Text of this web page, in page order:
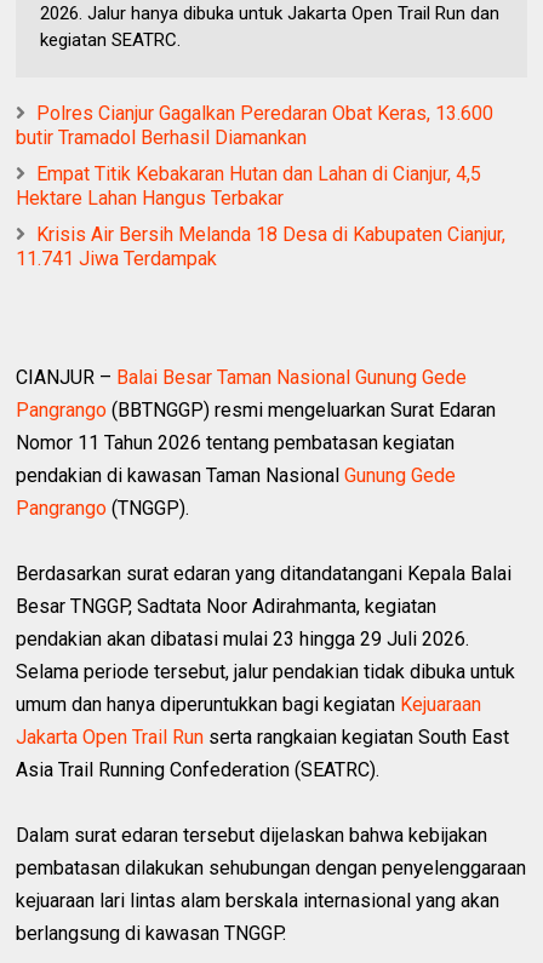
2026. Jalur hanya dibuka untuk Jakarta Open Trail Run dan
kegiatan SEATRC.
Polres Cianjur Gagalkan Peredaran Obat Keras, 13.600
butir Tramadol Berhasil Diamankan
Empat Titik Kebakaran Hutan dan Lahan di Cianjur, 4,5
Hektare Lahan Hangus Terbakar
Krisis Air Bersih Melanda 18 Desa di Kabupaten Cianjur,
11.741 Jiwa Terdampak
CIANJUR – Balai Besar Taman Nasional Gunung Gede
Pangrango (BBTNGGP) resmi mengeluarkan Surat Edaran
Nomor 11 Tahun 2026 tentang pembatasan kegiatan
pendakian di kawasan Taman NasionalGunung Gede
Pangrango (TNGGP).
Berdasarkan surat edaran yang ditandatangani Kepala Balai
Besar TNGGP, Sadtata Noor Adirahmanta, kegiatan
pendakian akan dibatasi mulai 23 hingga 29 Juli 2026.
Selama periode tersebut, jalur pendakian tidak dibuka untuk
umum dan hanya diperuntukkan bagi kegiatan Kejuaraan
Jakarta Open Trail Run serta rangkaian kegiatan South East
Asia Trail Running Confederation (SEATRC).
Dalam surat edaran tersebut dijelaskan bahwa kebijakan
pembatasan dilakukan sehubungan dengan penyelenggaraan
kejuaraan lari lintas alam berskala internasional yang akan
berlangsung di kawasan TNGGP.